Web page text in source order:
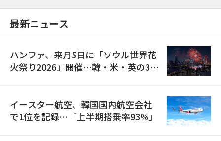
最新ニュース
ハンファ、来月5日に「ソウル世界花
火祭り2026」開催…韓・米・英の3カ
イースター航空、韓国国内航空会社
で1位を記録…「上半期搭乗率93%」